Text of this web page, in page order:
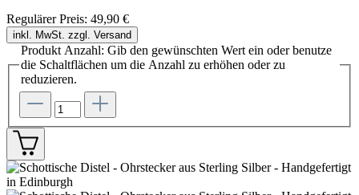
Regulärer Preis: 49,90 €
inkl. MwSt. zzgl. Versand
Produkt Anzahl: Gib den gewünschten Wert ein oder benutze
die Schaltflächen um die Anzahl zu erhöhen oder zu
reduzieren.